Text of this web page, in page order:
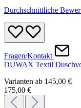
Durchschnittliche
Fragen/Kontakt
DUWAX Textil
Varianten ab 145,00 €
175,00 €